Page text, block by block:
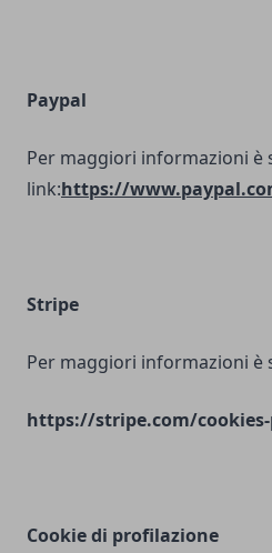
Paypal
Per maggiori informazioni è
link:https://
Stripe
Per maggiori informazioni
https://stripe.com/
Cookie di profilazione